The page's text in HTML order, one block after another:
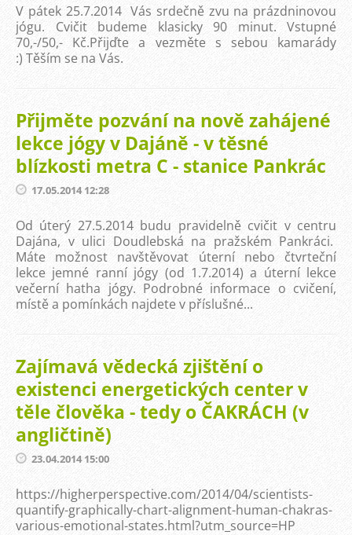
V pátek 25.7.2014 Vás srdečně zvu na prázdninovou
jógu. Cvičit budeme klasicky 90 minut. Vstupné
70,-/50,- Kč.Přijďte a vezměte s sebou kamarády
:) Těším se na Vás.
Přijměte pozvání na nově zahájené
lekce jógy v Dajáně - v těsné
blízkosti metra C - stanice Pankrác
17.05.2014 12:28
Od úterý 27.5.2014 budu pravidelně cvičit v centru
Dajána, v ulici Doudlebská na pražském Pankráci.
Máte možnost navštěvovat úterní nebo čtvrteční
lekce jemné ranní jógy (od 1.7.2014) a úterní lekce
večerní hatha jógy. Podrobné informace o cvičení,
místě a pomínkách najdete v příslušné...
Zajímavá vědecká zjištění o
existenci energetických center v
těle člověka - tedy o ČAKRÁCH (v
angličtině)
23.04.2014 15:00
https://higherperspective.com/2014/04/scientists-
quantify-graphically-chart-alignment-human-chakras-
various-emotional-states.html?utm_source=HP